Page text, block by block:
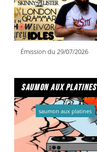
Émission du 29/07/2026
saumon aux platines
saumon aux platines